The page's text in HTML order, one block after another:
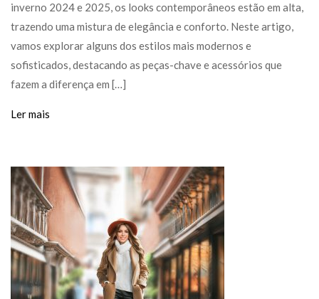
inverno 2024 e 2025, os looks contemporâneos estão em alta,
trazendo uma mistura de elegância e conforto. Neste artigo,
vamos explorar alguns dos estilos mais modernos e
sofisticados, destacando as peças-chave e acessórios que
fazem a diferença em […]
Ler mais